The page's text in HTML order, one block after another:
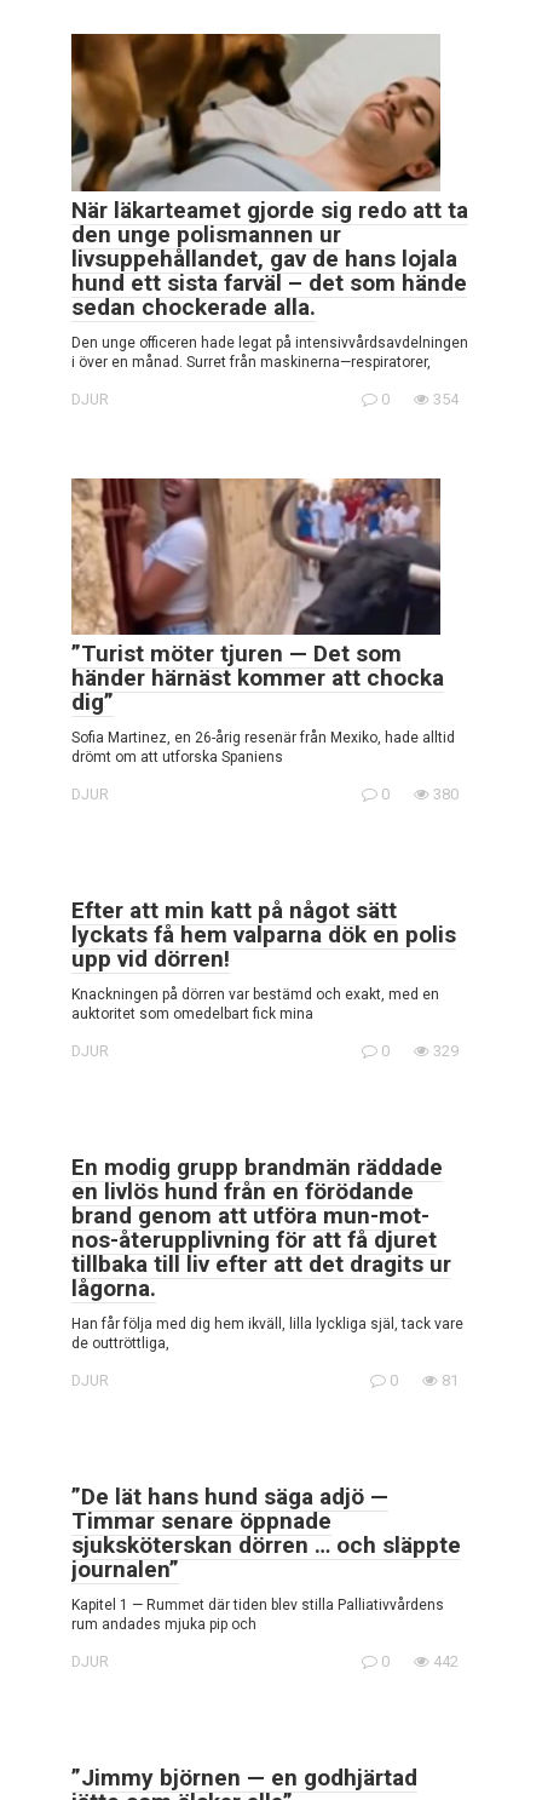
När läkarteamet gjorde sig redo att ta
den unge polismannen ur
livsuppehållandet, gav de hans lojala
hund ett sista farväl – det som hände
sedan chockerade alla.
Den unge officeren hade legat på intensivvårdsavdelningen
i över en månad. Surret från maskinerna—respiratorer,
DJUR 0 354
”Turist möter tjuren — Det som
händer härnäst kommer att chocka
dig”
Sofia Martinez, en 26-årig resenär från Mexiko, hade alltid
drömt om att utforska Spaniens
DJUR 0 380
Efter att min katt på något sätt
lyckats få hem valparna dök en polis
upp vid dörren!
Knackningen på dörren var bestämd och exakt, med en
auktoritet som omedelbart fick mina
DJUR 0 329
En modig grupp brandmän räddade
en livlös hund från en förödande
brand genom att utföra mun-mot-
nos-återupplivning för att få djuret
tillbaka till liv efter att det dragits ur
lågorna.
Han får följa med dig hem ikväll, lilla lyckliga själ, tack vare
de outtröttliga,
DJUR 0 81
”De lät hans hund säga adjö —
Timmar senare öppnade
sjuksköterskan dörren … och släppte
journalen”
Kapitel 1 — Rummet där tiden blev stilla Palliativvårdens
rum andades mjuka pip och
DJUR 0 442
”Jimmy björnen — en godhjärtad